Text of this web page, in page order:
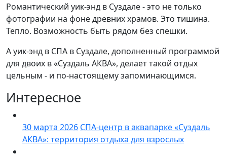
Романтический уик-энд в Суздале - это не только
фотографии на фоне древних храмов. Это тишина.
Тепло. Возможность быть рядом без спешки.
А уик-энд в СПА в Суздале, дополненный программой
для двоих в «Суздаль АКВА», делает такой отдых
цельным - и по-настоящему запоминающимся.
Интересное
30 марта 2026 СПА-центр в аквапарке «Суздаль
АКВА»: территория отдыха для взрослых